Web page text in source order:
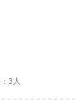
：3人